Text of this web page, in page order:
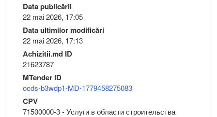
Data publicării
22 mai 2026, 17:05
Data ultimilor modificări
22 mai 2026, 17:13
Achizitii.md ID
21623787
MTender ID
ocds-b3wdp1-MD-1779458275083
CPV
71500000-3 - Услуги в области строительства